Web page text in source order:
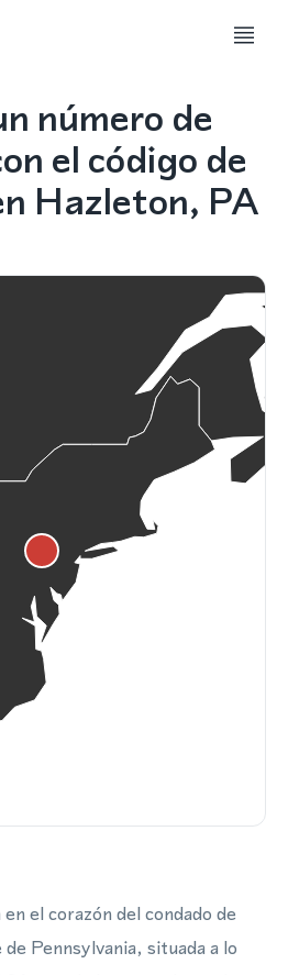
número de
el código de
Hazleton, PA
el corazón del condado de
Pennsylvania, situada a lo